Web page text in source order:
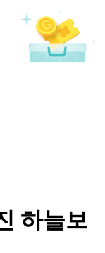
하늘보